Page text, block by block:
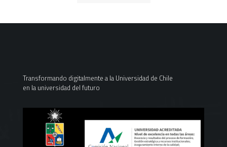
Transformando digitalmente a la Universidad de Chile
en la universidad del futuro